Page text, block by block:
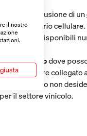
l'inclusione di un
del proprio
sono disponibili
un sito webdove
deve essere
Chi non può o non
il settore vinicolo.
il nostro